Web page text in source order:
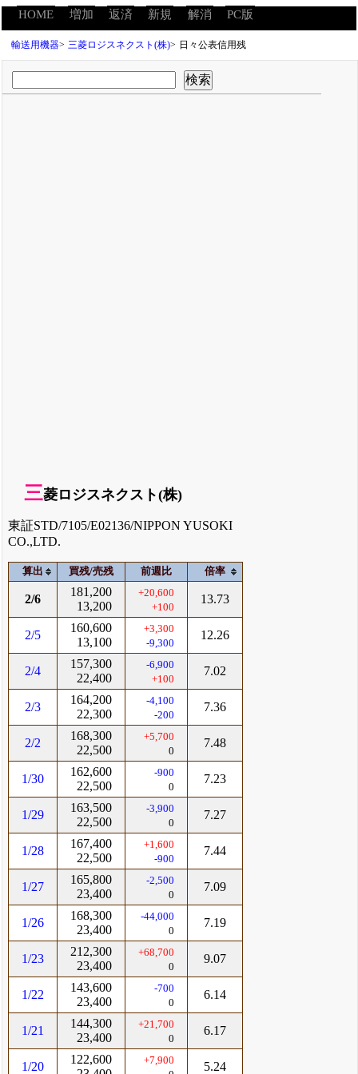
HOME 増加 返済 新規 解消 PC版
輸送用機器> 三菱ロジスネクスト(株)> 日々公表信用残
三菱ロジスネクスト(株)
東証STD/7105/E02136/NIPPON YUSOKI
CO.,LTD.
算出 買残/売残 前週比 倍率
2/6
181,200
13,200
+20,600
+100
13.73
2/5
160,600
13,100
+3,300
-9,300
12.26
2/4
157,300
22,400
-6,900
+100
7.02
2/3
164,200
22,300
-4,100
-200
7.36
2/2
168,300
22,500
+5,700
0
7.48
1/30
162,600
22,500
-900
0
7.23
1/29
163,500
22,500
-3,900
0
7.27
1/28
167,400
22,500
+1,600
-900
7.44
1/27
165,800
23,400
-2,500
0
7.09
1/26
168,300
23,400
-44,000
0
7.19
1/23
212,300
23,400
+68,700
0
9.07
1/22
143,600
23,400
-700
0
6.14
1/21
144,300
23,400
+21,700
0
6.17
1/20
122,600
+7,900
5.24